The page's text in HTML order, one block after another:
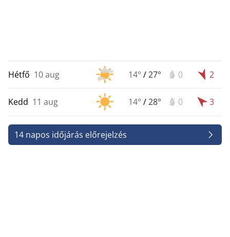
Hétfő 10 aug 14° /27° 0 2
Kedd 11 aug 14° /28° 0 3
14 napos időjárás előrejelzés